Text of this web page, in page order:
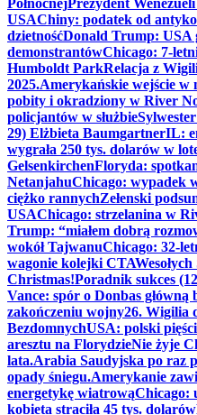
USAChiny: podatek od
dzietnośćDonald Trump: USA
demonstrantówChicago: 7-
Humboldt ParkRelacja z
2025.Amerykańskie wejście w
pobity i okradziony w River
policjantów w służbie
29) Elżbieta BaumgartnerIL:
wygrała 250 tys. dolarów w
GelsenkirchenFloryda:
NetanjahuChicago: wypadek
ciężko rannychZełenski
USAChicago: strzelanina w
Trump: “miałem dobrą
wokół TajwanuChicago: 32-
wagonie kolejki CTA
Christmas!Poradnik sukces
Vance: spór o Donbas
zakończeniu wojny26. Wigilia
BezdomnychUSA: polski
aresztu na FlorydzieNie żyje
lata.Arabia Saudyjska po raz
opady śniegu.Amerykanie
energetykę wiatrowąChicago:
kobieta straciła 45 tys. dolarów